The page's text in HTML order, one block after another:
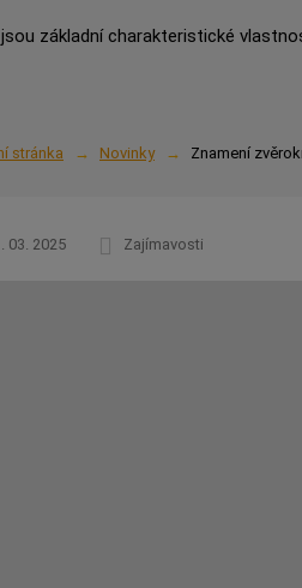
základní charakteristické
stránka Novinky Znamení
03. 2025 Zajímavosti